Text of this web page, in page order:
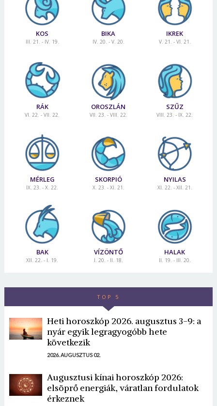
KOS
III. 21. - IV. 19.
BIKA
IV. 20. - V. 20.
IKREK
V. 21. - VI. 21.
RÁK
VI. 22. - VII. 22.
OROSZLÁN
VII. 23. - VIII. 22.
SZŰZ
VIII. 23. - IX. 22.
MÉRLEG
IX. 23. - X. 22.
SKORPIÓ
X. 23. - XI. 21.
NYILAS
XI. 22. - XII. 21.
BAK
XII. 22. - I. 19.
VÍZÖNTŐ
I. 20. - II. 18.
HALAK
II. 19. - III. 20.
TOP 5
Heti horoszkóp 2026. augusztus 3-9: a
nyár egyik legragyogóbb hete
következik
2026. AUGUSZTUS 02.
Augusztusi kínai horoszkóp 2026:
elsöprő energiák, váratlan fordulatok
érkeznek
Jelszó